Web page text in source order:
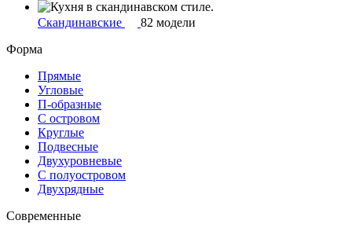
Скандинавские
82 модели
Форма
Прямые
Угловые
П-образные
С островом
Круглые
Подвесные
Двухуровневые
С полуостровом
Двухрядные
Современные